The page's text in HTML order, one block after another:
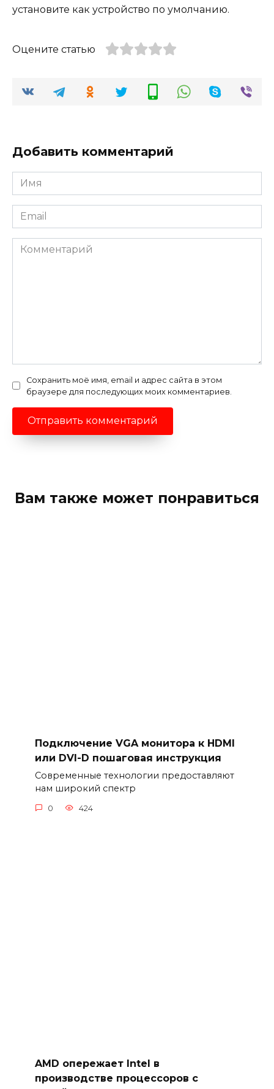
установите как устройство по умолчанию.
Оцените статью
Добавить комментарий
Имя
*
Email
*
Комментарий
Сохранить моё имя, email и адрес сайта в этом
браузере для последующих моих комментариев.
Вам также может понравиться
Подключение VGA монитора к HDMI
или DVI-D пошаговая инструкция
Современные технологии предоставляют
нам широкий спектр
0 424
AMD опережает Intel в
производстве процессоров с